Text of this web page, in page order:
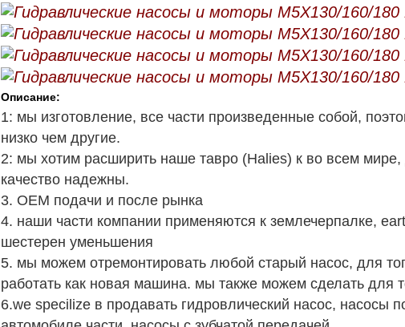
Описание:
1: мы изготовление, все части произведенные собой,
низко чем другие.
2: мы хотим расширить наше тавро (Halies) к во всем
качество надежны.
3. OEM подачи и после рынка
4. наши части компании применяются к землечерпалке,
шестерен уменьшения
5. мы можем отремонтировать любой старый насос, для
работать как новая машина. мы также можем сделать для
6.we specilize в продавать гидровлический насос, насосы